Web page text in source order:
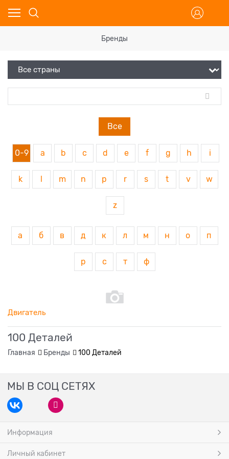
Бренды
Все
0-9 a b c d e f g h i
k m n p r s t v w
z
а б в д к л м н о п
р с т ф
Двигатель
100 Деталей
Главная Бренды 100 Деталей
МЫ В СОЦ СЕТЯХ
Информация
Личный кабинет